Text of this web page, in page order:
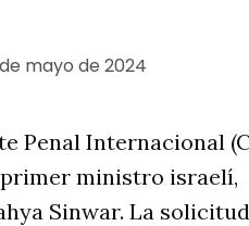
mayo de 2024
Penal Internacional
ministro israelí,
Sinwar. La solicitud